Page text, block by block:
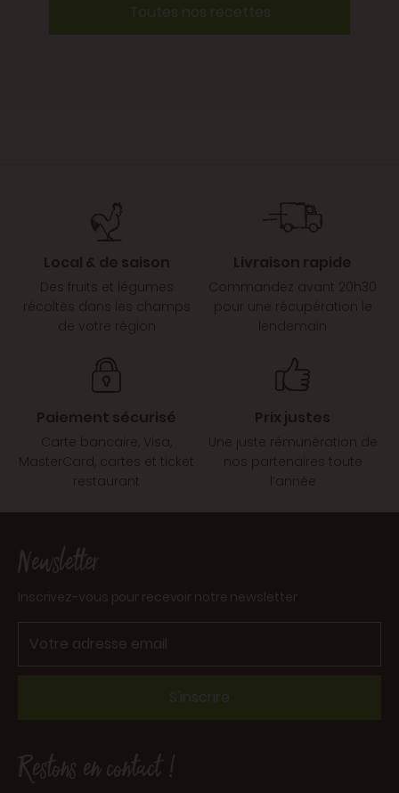
Toutes nos recettes
Local & de saison
Des fruits et légumes
récoltés dans les champs
de votre région
Livraison rapide
Commandez avant 20h30
pour une récupération le
lendemain
Paiement sécurisé
Carte bancaire, Visa,
MasterCard, cartes et ticket
restaurant
Prix justes
Une juste rémunération de
nos partenaires toute
l’année
Newsletter
Inscrivez-vous pour recevoir notre newsletter
S'inscrire
Restons en contact !